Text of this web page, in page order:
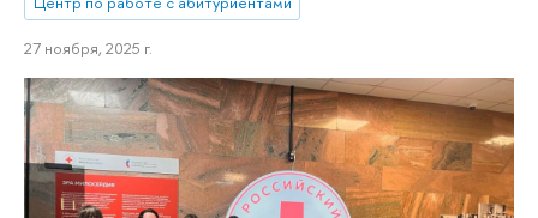
27 ноября, 2025 г.